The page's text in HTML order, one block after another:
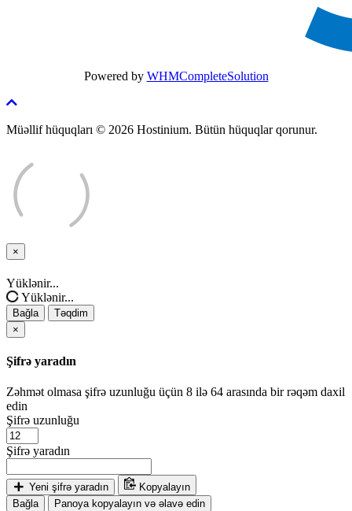
Powered by WHMCompleteSolution
Müəllif hüquqları © 2026 Hostinium. Bütün hüquqlar qorunur.
×
Bağla
Yüklənir...
Yüklənir...
Bağla
Təqdim
×
Şifrə yaradın
Zəhmət olmasa şifrə uzunluğu üçün 8 ilə 64 arasında bir rəqəm daxil
edin
Şifrə uzunluğu
Şifrə yaradın
Yeni şifrə yaradın
Kopyalayın
Bağla
Panoya kopyalayın və əlavə edin